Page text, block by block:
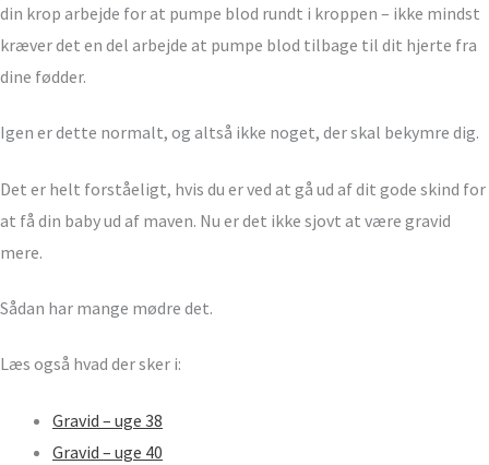
din krop arbejde for at pumpe blod rundt i kroppen – ikke mindst
kræver det en del arbejde at pumpe blod tilbage til dit hjerte fra
dine fødder.
Igen er dette normalt, og altså ikke noget, der skal bekymre dig.
Det er helt forståeligt, hvis du er ved at gå ud af dit gode skind for
at få din baby ud af maven. Nu er det ikke sjovt at være gravid
mere.
Sådan har mange mødre det.
Læs også hvad der sker i:
Gravid – uge 38
Gravid – uge 40